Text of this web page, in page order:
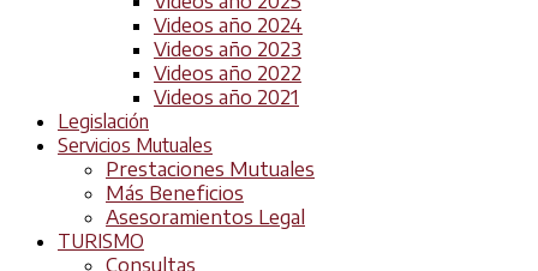
Videos año 2024
Videos año 2023
Videos año 2022
Videos año 2021
Legislación
Servicios Mutuales
Prestaciones Mutuales
Más Beneficios
Asesoramientos Legal
TURISMO
Consultas